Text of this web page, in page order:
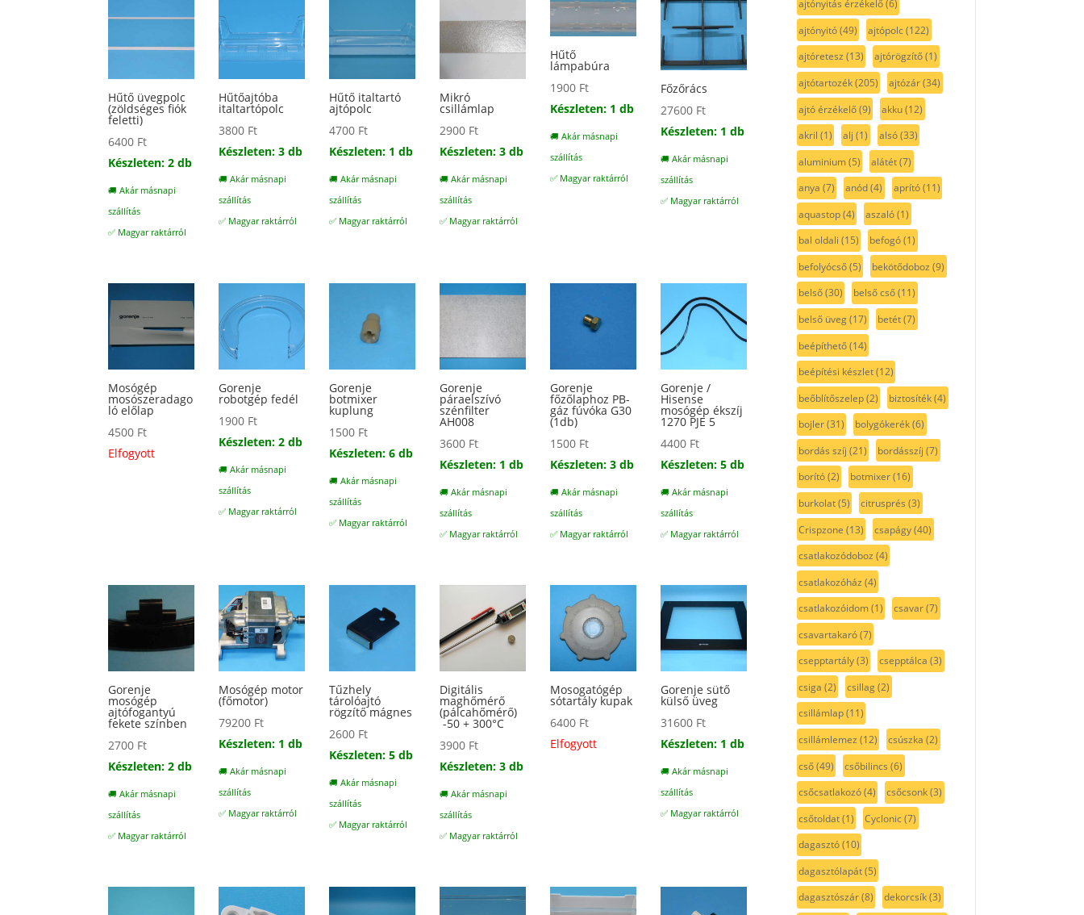
Hűtő üvegpolc
(zöldséges fiók
feletti)
6400 Ft
Készleten: 2 db
🚚 Akár másnapi
szállítás
✅ Magyar raktárról
Hűtőajtóba
italtartópolc
3800 Ft
Készleten: 3 db
🚚 Akár másnapi
szállítás
✅ Magyar raktárról
Hűtő italtartó
ajtópolc
4700 Ft
Készleten: 1 db
🚚 Akár másnapi
szállítás
✅ Magyar raktárról
Mikró
csillámlap
2900 Ft
Készleten: 3 db
🚚 Akár másnapi
szállítás
✅ Magyar raktárról
Hűtő
lámpabúra
1900 Ft
Készleten: 1 db
🚚 Akár másnapi
szállítás
✅ Magyar raktárról
Főzőrács
27600 Ft
Készleten: 1 db
🚚 Akár másnapi
szállítás
✅ Magyar raktárról
Mosógép
mosószeradago
ló előlap
4500 Ft
Elfogyott
Gorenje
robotgép fedél
1900 Ft
Készleten: 2 db
🚚 Akár másnapi
szállítás
✅ Magyar raktárról
Gorenje
botmixer
kuplung
1500 Ft
Készleten: 6 db
🚚 Akár másnapi
szállítás
✅ Magyar raktárról
Gorenje
páraelszívó
szénfilter
AH008
3600 Ft
Készleten: 1 db
🚚 Akár másnapi
szállítás
✅ Magyar raktárról
Gorenje
főzőlaphoz PB-
gáz fúvóka G30
(1db)
1500 Ft
Készleten: 3 db
🚚 Akár másnapi
szállítás
✅ Magyar raktárról
Gorenje /
Hisense
mosógép ékszíj
1270 PJE 5
4400 Ft
Készleten: 5 db
🚚 Akár másnapi
szállítás
✅ Magyar raktárról
Gorenje
mosógép
ajtófogantyú
fekete színben
2700 Ft
Készleten: 2 db
🚚 Akár másnapi
szállítás
✅ Magyar raktárról
Mosógép motor
(főmotor)
79200 Ft
Készleten: 1 db
🚚 Akár másnapi
szállítás
✅ Magyar raktárról
Tűzhely
tárolóajtó
rögzítő mágnes
2600 Ft
Készleten: 5 db
🚚 Akár másnapi
szállítás
✅ Magyar raktárról
Digitális
maghőmérő
(pálcahőmérő)
-50 + 300°C
3900 Ft
Készleten: 3 db
🚚 Akár másnapi
szállítás
✅ Magyar raktárról
Mosogatógép
sótartály kupak
6400 Ft
Elfogyott
Gorenje sütő
külső üveg
31600 Ft
Készleten: 1 db
🚚 Akár másnapi
szállítás
✅ Magyar raktárról
ajtónyitás érzékelő(6)
ajtónyitó(49) ajtópolc(122)
ajtóretesz (13) ajtórögzítő(1)
ajtótartozék(205) ajtózár(34)
ajtó érzékelő(9) akku(12)
akril (1) alj (1) alsó(33)
aluminium(5) alátét(7)
anya (7) anód(4) aprító(11)
aquastop(4) aszaló(1)
bal oldali (15) befogó(1)
befolyócső(5) bekötődoboz (9)
belső(30) belső cső(11)
belső üveg(17) betét(7)
beépíthető(14)
beépítési készlet(12)
beőblítőszelep(2) biztosíték(4)
bojler(31) bolygókerék(6)
bordás szíj (21) bordásszíj (7)
borító(2) botmixer(16)
burkolat(5) citrusprés (3)
Crispzone (13) csapágy(40)
csatlakozódoboz (4)
csatlakozóház (4)
csatlakozóidom(1) csavar(7)
csavartakaró(7)
csepptartály(3) csepptálca (3)
csiga (2) csillag(2)
csillámlap(11)
csillámlemez (12) csúszka (2)
cső(49) csőbilincs (6)
csőcsatlakozó(4) csőcsonk(3)
csőtoldat(1) Cyclonic(7)
dagasztó(10)
dagasztólapát(5)
dagasztószár(8) dekorcsík(3)